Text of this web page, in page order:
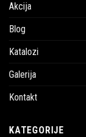
Akcija
Blog
Katalozi
Galerija
Kontakt
KATEGORIJE